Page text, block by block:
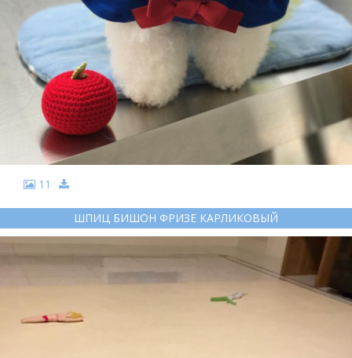
11
ШПИЦ БИШОН ФРИЗЕ КАРЛИКОВЫЙ